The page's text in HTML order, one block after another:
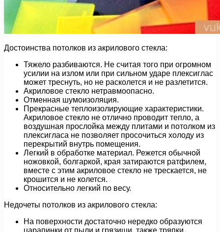
Достоинства потолков из акрилового стекла:
Тяжело разбиваются. Не считая того при огромном
усилии на излом или при сильном ударе плексиглас
может треснуть, но не расколется и не разлетится.
Акриловое стекло нетравмоопасно.
Отменная шумоизоляция.
Прекрасные теплоизолирующие характеристики.
Акриловое стекло не отлично проводит тепло, а
воздушная прослойка между плитами и потолком из
плексигласа не позволяет просочиться холоду из
перекрытий внутрь помещения.
Легкий в обработке материал. Режется обычной
ножовкой, болгаркой, края затираются ратфилем,
вместе с этим акриловое стекло не трескается, не
крошится и не колется.
Относительно легкий по весу.
Недочеты потолков из акрилового стекла:
На поверхности достаточно нередко образуются
царапинки от пыли и грязищи, также тряпки,